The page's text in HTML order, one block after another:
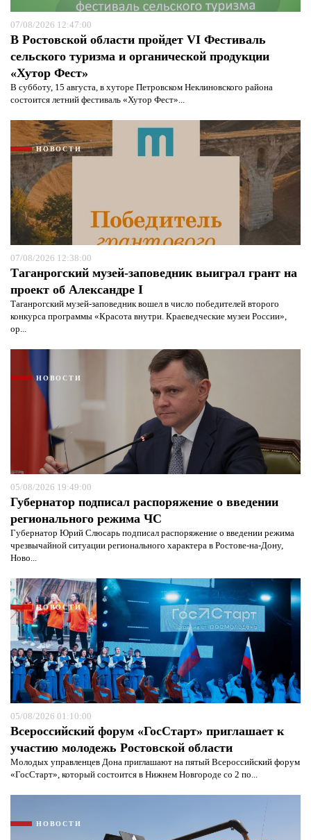
07/08/2026 12:47:00
В Ростовской области пройдет VI Фестиваль
сельского туризма и органической продукции
«Хутор Фест»
В субботу, 15 августа, в хуторе Петровском Неклиновского района
состоится летний фестиваль «Хутор Фест»...
НОВОСТИ
07/08/2026 12:38:00
Таганрогский музей-заповедник выиграл грант на
проект об Александре I
Таганрогский музей-заповедник вошел в число победителей второго
конкурса программы «Красота внутри. Краеведческие музеи России»,
ор...
НОВОСТИ
05/08/2026 19:49:00
Губернатор подписал распоряжение о введении
регионального режима ЧС
Губернатор Юрий Слюсарь подписал распоряжение о введении режима
чрезвычайной ситуации регионального характера в Ростове-на-Дону,
Ново...
НОВОСТИ
05/08/2026 01:10:00
Всероссийский форум «ГосСтарт» приглашает к
участию молодежь Ростовской области
Молодых управленцев Дона приглашают на пятый Всероссийский форум
«ГосСтарт», который состоится в Нижнем Новгороде со 2 по...
НОВОСТИ
Я согласен с
защиты информации*
Я согласен сполитикой конфиденциальности и
защиты информации*